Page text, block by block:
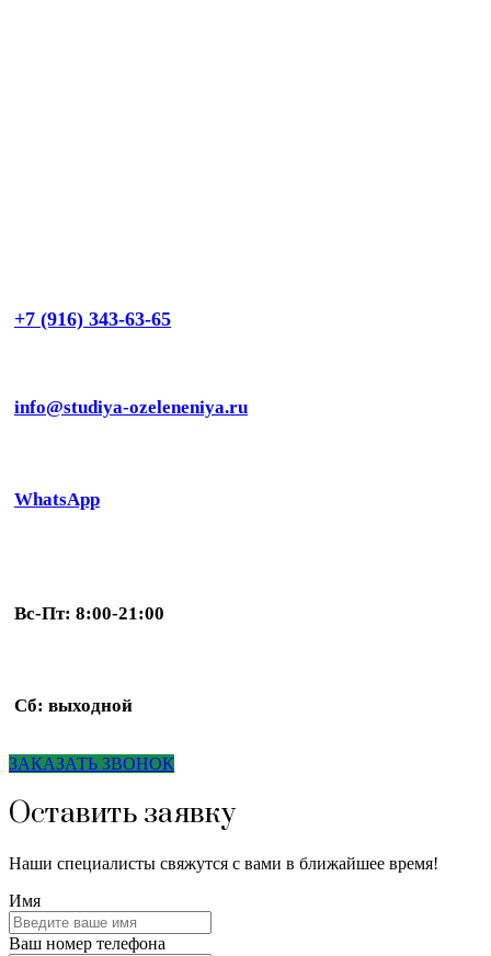
+7 (916) 343-63-65
info@studiya-ozeleneniya.ru
WhatsApp
Вс-Пт: 8:00-21:00
Сб: выходной
ЗАКАЗАТЬ ЗВОНОК
Оставить заявку
Наши специалисты свяжутся с вами в ближайшее время!
Имя
Ваш номер телефона